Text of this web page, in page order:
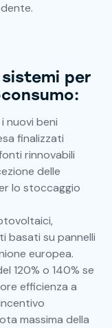
per
nuovi beni
finalizzati
rinnovabili
delle
lo stoccaggio
basati su pannelli
europea.
120% o 140% se
efficienza a
massima della